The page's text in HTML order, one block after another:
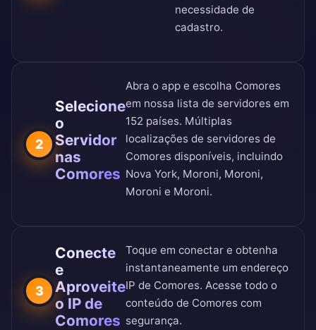
necessidade de
cadastro.
2
Selecione
o
Servidor
nas
Comores
Abra o app e escolha Comores
em nossa lista de servidores em
152 países. Múltiplas
localizações de servidores de
Comores disponíveis, incluindo
Nova York, Moroni, Moroni,
Moroni e Moroni.
3
Conecte
e
Aproveite
o IP de
Comores
Toque em conectar e obtenha
instantaneamente um endereço
IP de Comores. Acesse todo o
conteúdo de Comores com
segurança.